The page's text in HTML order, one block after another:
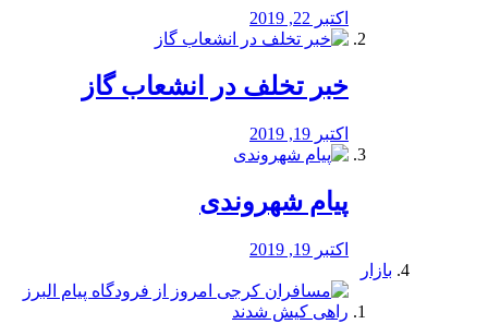
اکتبر 22, 2019
خبر تخلف در انشعاب گاز
اکتبر 19, 2019
پیام شهروندی
اکتبر 19, 2019
بازار